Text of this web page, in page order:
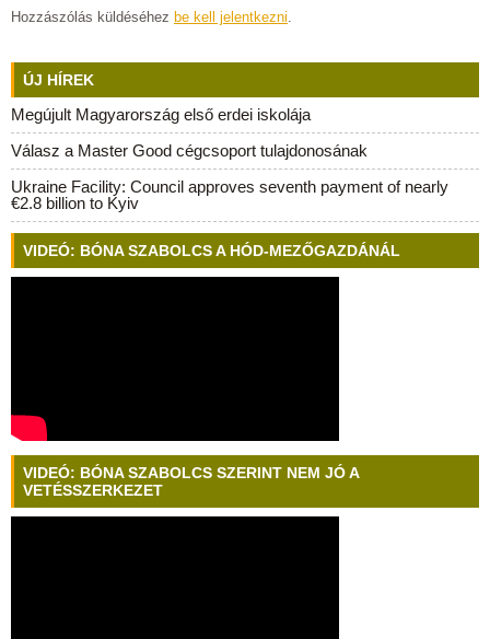
Hozzászólás küldéséhez be kell jelentkezni.
ÚJ HÍREK
Megújult Magyarország első erdei iskolája
Válasz a Master Good cégcsoport tulajdonosának
Ukraine Facility: Council approves seventh payment of nearly
€2.8 billion to Kyiv
VIDEÓ: BÓNA SZABOLCS A HÓD-MEZŐGAZDÁNÁL
VIDEÓ: BÓNA SZABOLCS SZERINT NEM JÓ A
VETÉSSZERKEZET